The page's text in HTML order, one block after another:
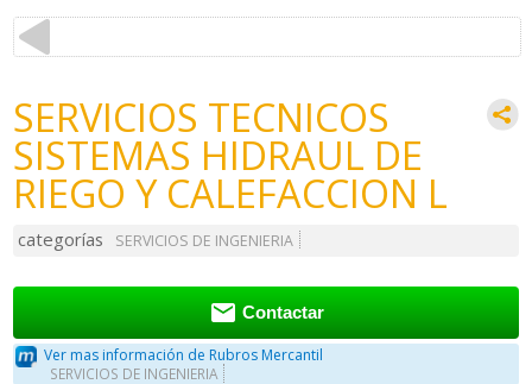
SERVICIOS TECNICOS
SISTEMAS HIDRAUL DE
RIEGO Y CALEFACCION L
categorías SERVICIOS DE INGENIERIA
 Contactar
Ver mas información de Rubros Mercantil
SERVICIOS DE INGENIERIA